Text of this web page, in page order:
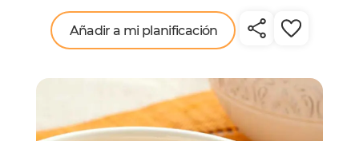
Añadir a mi planificación